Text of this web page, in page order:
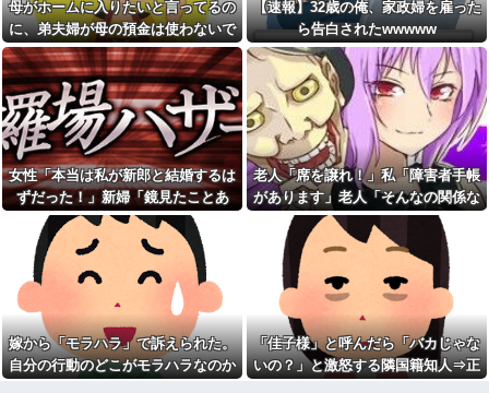
対に上がらない」という約束を
したが、早速破って2Fに上が...
【後編】我が家で集まりがあ
った後に子供の新品クロックス
が消えた。犯人のママがカバン
に入れるのを見た人もいるのに
相手旦那が「証拠は？」と認め
ない…...
高校の時本当に周囲と合わな
くて上手くやれなかった。→飲
み会で偶然同じ高校の人と出会
った
ドラッグストア勤務中。カー
ド払いの商品を現金で返金して
ほしいと言い張る女性客。断っ
ても引き下がらず、その後まさ
かの展開に…
亡き母からの借金を半分しか
返していない叔父がさらに金を
貸してほしいと訪ねてきた。完
済するまで貸せないと断ると…
友達の家に遊びに行ったらア
ルバムに私の写真が飾ってあっ
(一体誰だよ?!)→夜、友人と飲ん
でいたらピンポーン→結果
スープカレー流行期にジャガ
イモ煮崩れでドロドロの「大惨
事カレー」を錬成してしまった
私、怒る母「こんなのスープカ
レーじゃない！」→私「作り直
す？」→母「捨てるの禁止！」
という逃げ場ゼロで理不尽すぎ
た
なんなのよ！！！すごいわ掃
除！！！！
職場で電話を取った新入社員
の女子がヒワイなことを言われ
てショックを受けたことがあっ
【ネット史】「鏡の中のアク
トレス事件」夫は正しかったの
に、なぜ喧嘩は終わらなかった
のか
【旦那の反応がコレ】夫の女
友達との闇交際が発覚？！その
恐ろしい内容が…ｗｗｗｗ
母がホームに入りたいと言ってるの
に、弟夫婦が母の預金は使わないで
と言ってきた。我が弟ながら情けな
くて溜息が出る
【速報】32歳の俺、家政婦を雇った
ら告白されたwwwww
女性「本当は私が新郎と結婚するは
ずだった！」新婦「鏡見たことあ
る？」→披露宴が一瞬で騒然となっ
老人「席を譲れ！」私「障害者手帳
があります」老人「そんなの関係な
い！」→暴言を浴びせられた直後、
周囲が動き出して…
嫁から「モラハラ」で訴えられた。
自分の行動のどこがモラハラなのか
「佳子様」と呼んだら「バカじゃな
いの？」と激怒する隣国籍知人⇒正